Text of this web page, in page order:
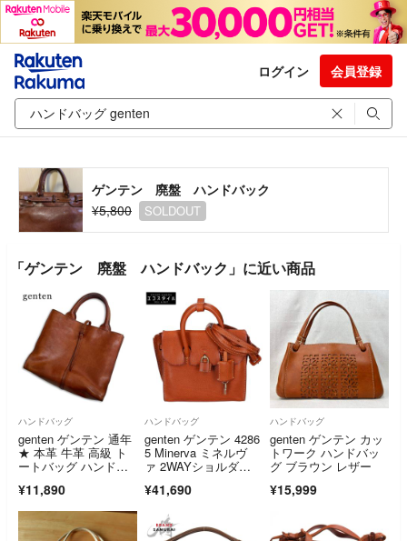
ログイン 会員登録
ゲンテン 廃盤 ハンドバック
¥5,800
SOLDOUT
「ゲンテン 廃盤 ハンドバック」に近い商品
ハンドバッグ
genten ゲンテン 通年
★ 本革 牛革 高級 ト
ートバッグ ハンドバ
¥11,890
ハンドバッグ
genten ゲンテン 4286
5 Minerva ミネルヴ
ァ 2WAYショルダ
¥41,690
ハンドバッグ
genten ゲンテン カッ
トワーク ハンドバッ
グ ブラウン レザー
¥15,999